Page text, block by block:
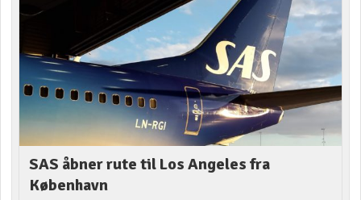
SAS åbner rute til Los Angeles fra
København